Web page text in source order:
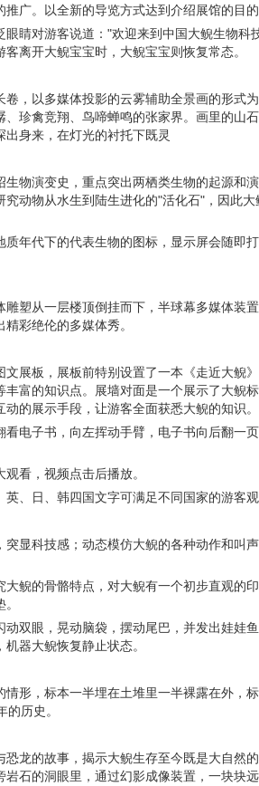
广。以全新的导览方式达到介绍展馆的目的
眼睛对游客说道："欢迎来到中国大鲵生物科
离开大鲵宝宝时，大鲵宝宝则恢复常态。
卷，以多媒体投影的云雾辅助全景画的形式
珍禽竞翔、鸟啼蝉鸣的张家界。画里的山
身来，在灯光的衬托下既灵
生物演变史，重点突出两栖类生物的起源和
动物从水生到陆生进化的"活化石"，因此
年代下的代表生物的图标，显示屏会随即
塑从一层楼顶倒挂而下，半球幕多媒体装
彩绝伦的多媒体秀。
展板，展板前特别设置了一本《走近大鲵
丰富的知识点。展墙对面是一个展示了大鲵
的展示手段，让游客全面获悉大鲵的知识。
电子书，向左挥动手臂，电子书向后翻一
看，视频点击后播放。
、日、韩四国文字可满足不同国家的游客观
显科技感；动态模仿大鲵的各种动作和叫
鲵的骨骼特点，对大鲵有一个初步直观的
动双眼，晃动脑袋，摆动尾巴，并发出娃娃
器大鲵恢复静止状态。
形，标本一半埋在土堆里一半裸露在外，
历史。
龙的故事，揭示大鲵生存至今既是大自然
石的洞眼里，通过幻影成像装置，一块块